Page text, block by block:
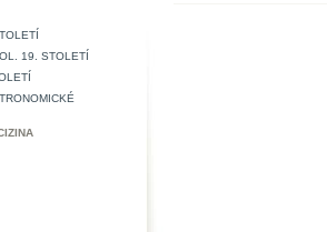
19. STOLETÍ